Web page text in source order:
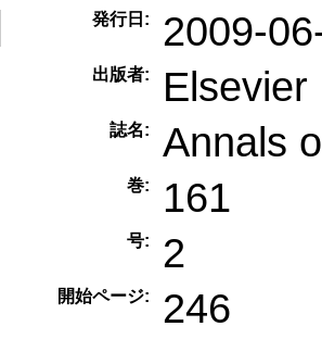
発行日: 2009-
出版者: Elsevier
誌名: Annals
巻: 161
号: 2
開始ページ: 246